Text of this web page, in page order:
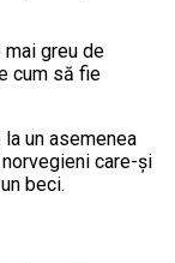
mai greu de
cum să fie
un asemenea
care-și
beci.